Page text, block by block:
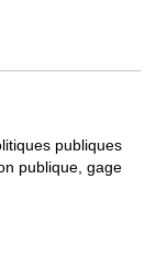
publiques
publique, gage